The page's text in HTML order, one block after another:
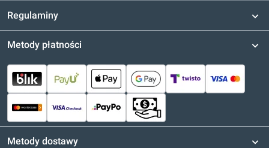
Regulaminy
Metody płatności
Metody dostawy